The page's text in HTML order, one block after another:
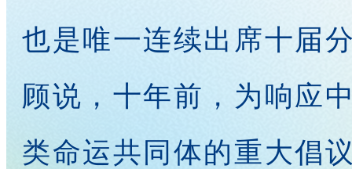
也是唯一连续出席十届
顾说，十年前，为响应
类命运共同体的重大倡